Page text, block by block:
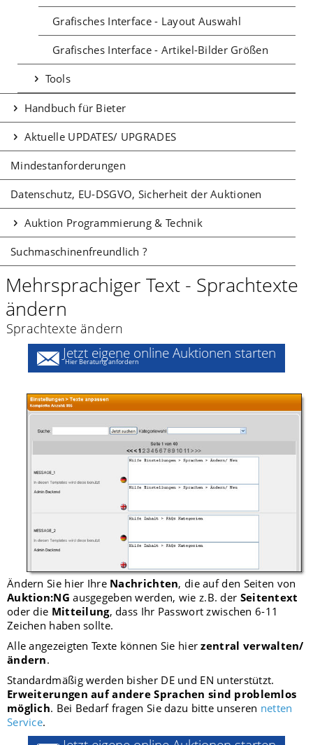
Grafisches Interface - Layout Auswahl
Grafisches Interface - Artikel-Bilder Größen
Tools
Handbuch für Bieter
Aktuelle UPDATES/ UPGRADES
Mindestanforderungen
Datenschutz, EU-DSGVO, Sicherheit der Auktionen
Auktion Programmierung & Technik
Suchmaschinenfreundlich ?
Mehrsprachiger Text - Sprachtexte
ändern
Sprachtexte ändern
Jetzt eigene online Auktionen starten
Hier Beratung anfordern
Ändern Sie hier Ihre Nachrichten, die auf den Seiten von
Auktion:NGausgegeben werden, wie z.B. der Seitentext
oder die Mitteilung, dass Ihr Passwort zwischen 6-11
Zeichen haben sollte.
Alle angezeigten Texte können Sie hierzentral verwalten/
ändern.
Standardmäßig werden bisher DE und EN unterstützt.
Erweiterungen auf andere Sprachen sind problemlos
möglich. Bei Bedarf fragen Sie dazu bitte unseren netten
Service.